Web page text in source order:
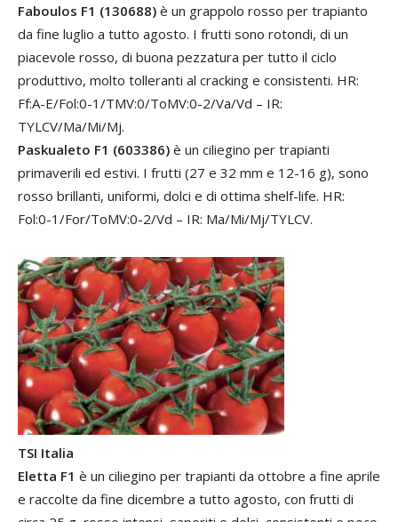
Faboulos F1 (130688) è un grappolo rosso per trapianto
da fine luglio a tutto agosto. I frutti sono rotondi, di un
piacevole rosso, di buona pezzatura per tutto il ciclo
produttivo, molto tolleranti al cracking e consistenti. HR:
Ff:A-E/Fol:0-1/TMV:0/ToMV:0-2/Va/Vd – IR:
TYLCV/Ma/Mi/Mj.
Paskualeto F1 (603386) è un ciliegino per trapianti
primaverili ed estivi. I frutti (27 e 32 mm e 12-16 g), sono
rosso brillanti, uniformi, dolci e di ottima shelf-life. HR:
Fol:0-1/For/ToMV:0-2/Vd – IR: Ma/Mi/Mj/TYLCV.
TSI Italia
Eletta F1 è un ciliegino per trapianti da ottobre a fine aprile
e raccolte da fine dicembre a tutto agosto, con frutti di